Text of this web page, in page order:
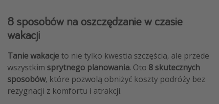
8 sposobów na oszczędzanie w czasie
wakacji
Tanie wakacje to nie tylko kwestia szczęścia, ale przede
wszystkim sprytnego planowania. Oto 8 skutecznych
sposobów, które pozwolą obniżyć koszty podróży bez
rezygnacji z komfortu i atrakcji.